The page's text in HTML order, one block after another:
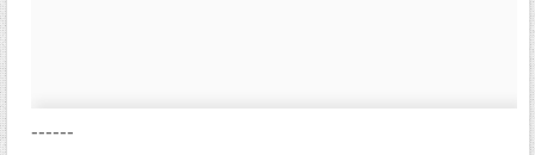
------